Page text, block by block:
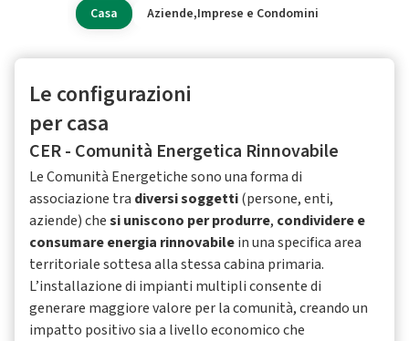
Casa Aziende,Imprese e Condomini
Le configurazioni
per casa
CER - Comunità Energetica Rinnovabile
Le Comunità Energetiche sono una forma di
associazione tra diversi soggetti(persone, enti,
aziende) chesi uniscono per produrre, condividere e
consumare energia rinnovabilein una specifica area
territoriale sottesa alla stessa cabina primaria.
L’installazione di impianti multipli consente di
generare maggiore valore per la comunità, creando un
impatto positivo sia a livello economico che